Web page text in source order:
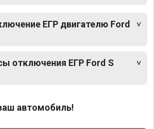
ЕГР двигателю Ford
отключения ЕГР Ford S
автомобиль!